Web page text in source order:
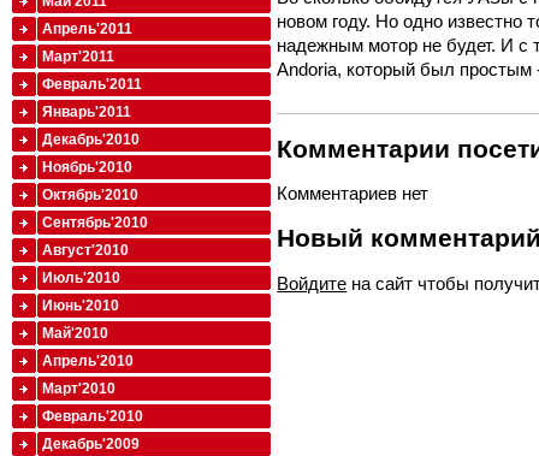
новом году. Но одно известно
надежным мотор не будет. И с
Andoria, который был
Комментарии
Комментариев нет
Новый
Войдите на сайт чтобы
Апрель'2011
Март'2011
Февраль'2011
Январь'2011
Декабрь'2010
Ноябрь'2010
Октябрь'2010
Сентябрь'2010
Август'2010
Июль'2010
Июнь'2010
Май'2010
Апрель'2010
Март'2010
Февраль'2010
Декабрь'2009